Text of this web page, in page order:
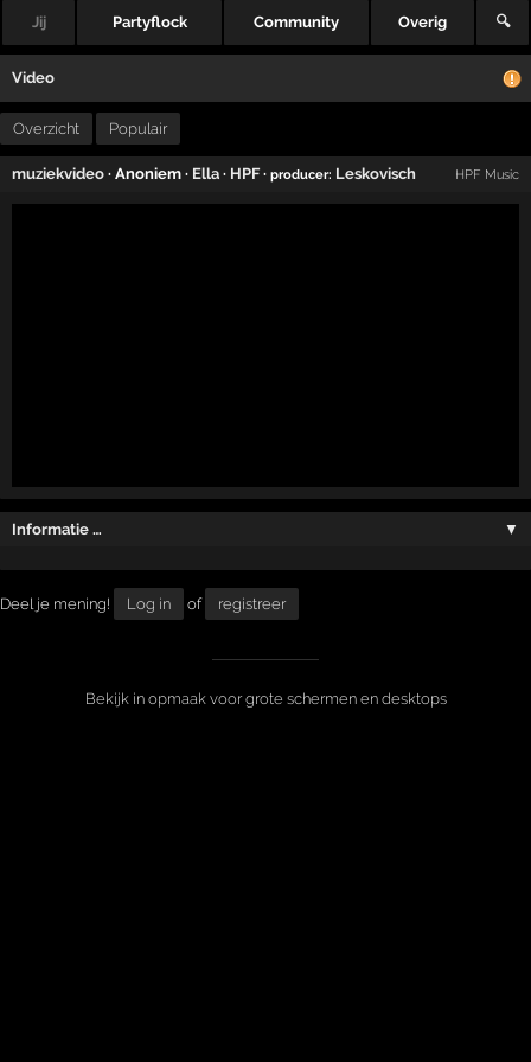
Jij Partyflock Community Overig 🔍
Video
Overzicht Populair
muziekvideo · Anoniem · Ella · HPF·producer: Leskovisch HPF Music
Informatie … ▼
Deel je mening! Log in of registreer
Bekijk in opmaak voor grote schermen en desktops